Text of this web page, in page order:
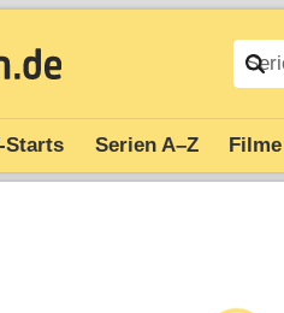
Starts Serien A–Z